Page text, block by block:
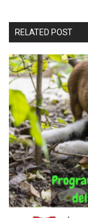
RELATED POST